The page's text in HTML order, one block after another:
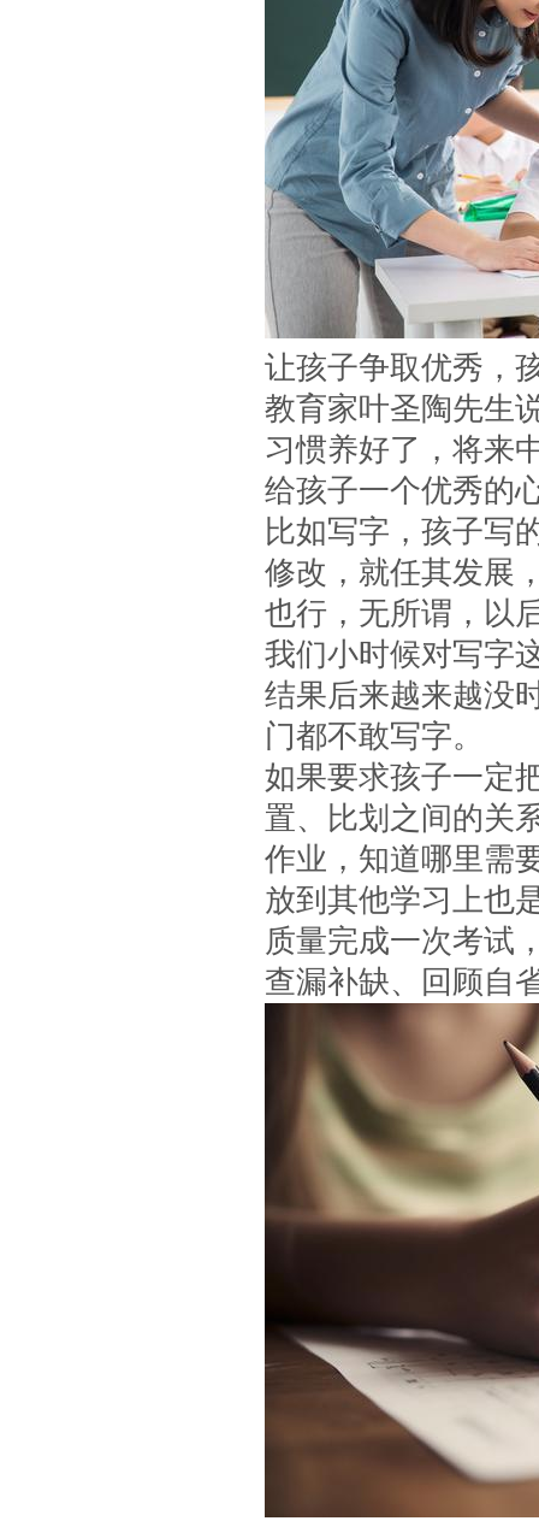
让孩子争取优秀，
教育家叶圣陶先生
习惯养好了，将来
给孩子一个优秀的
比如写字，孩子写
修改，就任其发展
也行，无所谓，以
我们小时候对写字
结果后来越来越没
门都不敢写字。
如果要求孩子一定
置、比划之间的关
作业，知道哪里需
放到其他学习上也
质量完成一次考试
查漏补缺、回顾自